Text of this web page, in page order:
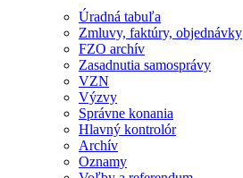
Úradná tabuľa
Zmluvy, faktúry, objednávky
FZO archív
Zasadnutia samosprávy
VZN
Výzvy
Správne konania
Hlavný kontrolór
Archív
Oznamy